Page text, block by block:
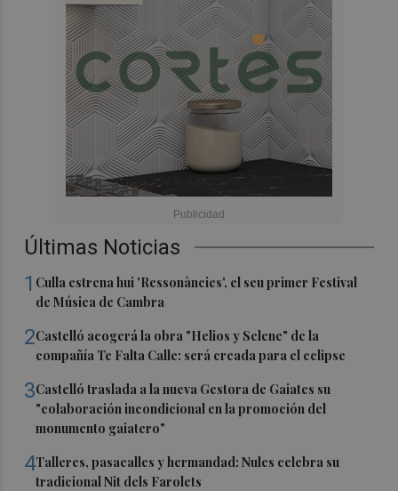
Últimas Noticias
1 Culla estrena hui 'Ressonàncies', el seu primer Festival
de Música de Cambra
2Castelló acogerá la obra "Helios y Selene" de la
compañía Te Falta Calle: será creada para el eclipse
3Castelló traslada a la nueva Gestora de Gaiates su
"colaboración incondicional en la promoción del
monumento gaiatero"
4Talleres, pasacalles y hermandad: Nules celebra su
tradicional Nit dels Farolets